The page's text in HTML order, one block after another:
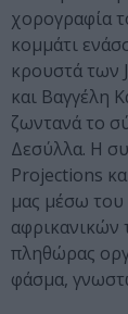
χορογραφία
κομμάτι
κρουστά των
και Βαγγέλη
ζωντανά το
Δεσύλλα. Η
Projections
μας μέσω
αφρικανικών
πληθώρας
φάσμα,